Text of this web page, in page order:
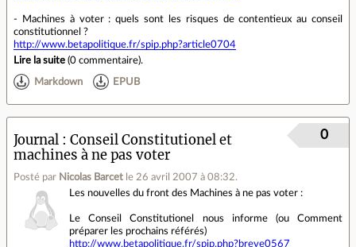
- Machines à voter : quels sont les risques de contentieux au conseil
constitutionnel ?
http://www.betapolitique.fr/spip.php?article0704
Lire la suite (0 commentaire).
Markdown EPUB
Journal
Conseil Constitutionel et
machines à ne pas voter
Posté par Nicolas Barcet le 26 avril 2007 à 08:32.
0
Les nouvelles du front des Machines à ne pas voter :
Le Conseil Constitutionel nous informe (ou Comment
préparer les prochains référés)
http://www.betapolitique.fr/spip.php?breve0567